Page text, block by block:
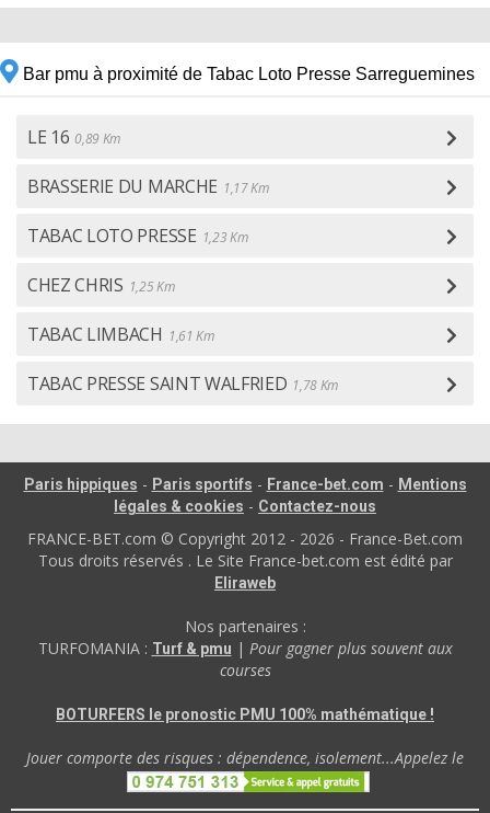
Bar pmu à proximité de Tabac Loto Presse Sarreguemines
LE 16 0,89 Km
BRASSERIE DU MARCHE 1,17 Km
TABAC LOTO PRESSE 1,23 Km
CHEZ CHRIS 1,25 Km
TABAC LIMBACH 1,61 Km
TABAC PRESSE SAINT WALFRIED 1,78 Km
Paris hippiques - Paris sportifs - France-bet.com - Mentions
légales & cookies - Contactez-nous
FRANCE-BET.com © Copyright 2012 - 2026 - France-Bet.com
Tous droits réservés . Le Site France-bet.com est édité par
Eliraweb
Nos partenaires :
TURFOMANIA : Turf & pmu | Pour gagner plus souvent aux
courses
BOTURFERS le pronostic PMU 100% mathématique !
Jouer comporte des risques : dépendence, isolement...Appelez le